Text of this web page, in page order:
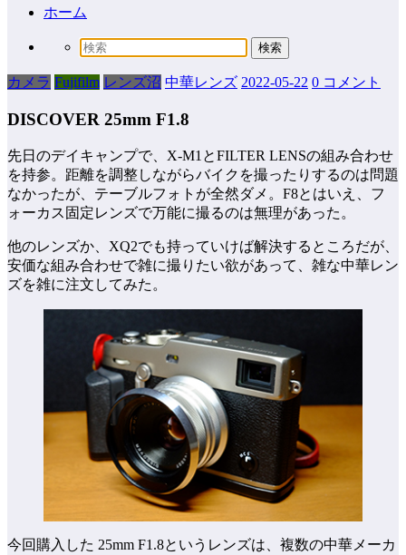
ホーム
カメラ Fujifilm レンズ沼 中華レンズ 2022-05-22 0 コメント
DISCOVER 25mm F1.8
先日のデイキャンプで、X-M1とFILTER LENSの組み合わせ
を持参。距離を調整しながらバイクを撮ったりするのは問題
なかったが、テーブルフォトが全然ダメ。F8とはいえ、フ
ォーカス固定レンズで万能に撮るのは無理があった。
他のレンズか、XQ2でも持っていけば解決するところだが、
安価な組み合わせで雑に撮りたい欲があって、雑な中華レン
ズを雑に注文してみた。
今回購入した 25mm F1.8というレンズは、複数の中華メーカ